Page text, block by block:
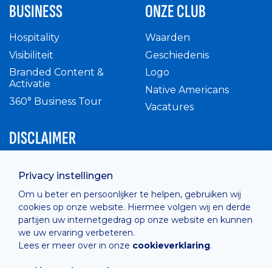
Privacy instellingen
Om u beter en persoonlijker te helpen, gebruiken wij
cookies op onze website. Hiermee volgen wij en derde
partijen uw internetgedrag op onze website en kunnen
we uw ervaring verbeteren.
Lees er meer over in onze cookieverklaring.
BUSINESS
Hospitality
Visibiliteit
Branded Content &
Activatie
360° Business Tour
ONZE CLUB
Waarden
Geschiedenis
Logo
Native Americans
Vacatures
DISCLAIMER
Privacy Policy
Cashless
verkoopsvoorwaarden
Cookie Policy